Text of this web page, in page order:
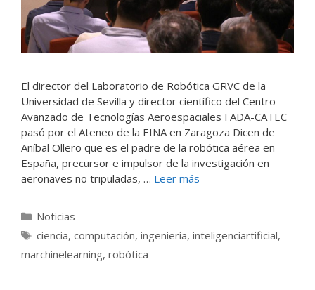
El director del Laboratorio de Robótica GRVC de la
Universidad de Sevilla y director científico del Centro
Avanzado de Tecnologías Aeroespaciales FADA-CATEC
pasó por el Ateneo de la EINA en Zaragoza Dicen de
Aníbal Ollero que es el padre de la robótica aérea en
España, precursor e impulsor de la investigación en
aeronaves no tripuladas, … Leer más
Categorías
Noticias
Etiquetas
ciencia, computación, ingeniería, inteligenciartificial,
marchinelearning, robótica